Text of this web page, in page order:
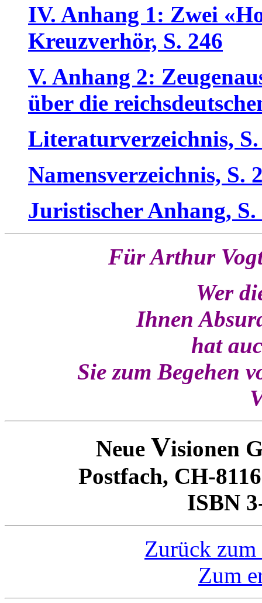
IV. Anhang 1: Zwei
Kreuzverhör, S. 246
V. Anhang 2:
über die
Literaturverzeichnis,
Namensverzeichnis, S.
Juristischer Anhang, S.
Für Arthur
Wer
Ihnen
hat
Sie zum Begehen
Neue Visionen
Postfach, CH-
ISBN
Zurück
Zum